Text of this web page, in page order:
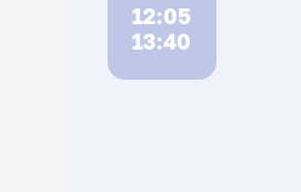
12:05
13:40